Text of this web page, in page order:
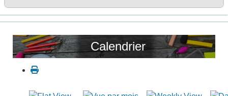
Calendrier